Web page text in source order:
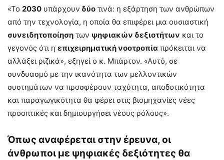
«Το 2030 υπάρχουν δύο τινά: η εξάρτηση των ανθρώπων
από την τεχνολογία, η οποία θα επιφέρει μια ουσιαστική
συνειδητοποίηση των ψηφιακών δεξιοτήτων και το
γεγονός ότι η επιχειρηματική νοοτροπία πρόκειται να
αλλάξει ριζικά», εξηγεί ο κ. Μπάρτον. «Αυτό, σε
συνδυασμό με την ικανότητα των μελλοντικών
συστημάτων να προσφέρουν ταχύτητα, αποδοτικότητα
και παραγωγικότητα θα φέρει στις βιομηχανίες νέες
προοπτικές και δημιουργήσει νέους ρόλους».
Όπως αναφέρεται στην έρευνα, οι
άνθρωποι με ψηφιακές δεξιότητες θα